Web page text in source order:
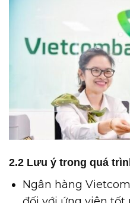
2.2 Lưu ý trong quá
Ngân hàng